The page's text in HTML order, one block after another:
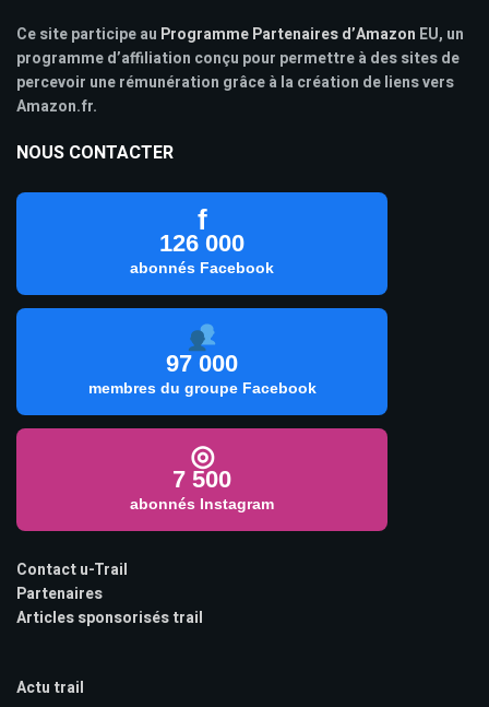
Ce site participe au Programme Partenaires d’Amazon EU, un
programme d’affiliation conçu pour permettre à des sites de
percevoir une rémunération grâce à la création de liens vers
Amazon.fr.
NOUS CONTACTER
f
126 000
abonnés Facebook
97 000
membres du groupe Facebook
◎
7 500
abonnés Instagram
Contact u-Trail
Partenaires
Articles sponsorisés trail
Actu trail